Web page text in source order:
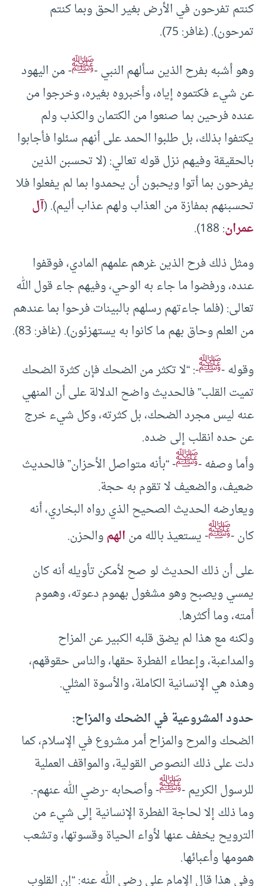
كنتم تفرحون في الأرض بغير الحق وبما كنتم
تمرحون). (غافر: 75).
وهو أشبه بفرح الذين سألهم النبي -ﷺ- من اليهود
عن شيء فكتموه إياه، وأخبروه بغيره، وخرجوا من
عنده فرحين بما صنعوا من الكتمان والكذب ولم
يكتفوا بذلك، بل طلبوا الحمد على أنهم سئلوا فأجابوا
بالحقيقة وفيهم نزل قوله تعالي: (لا تحسبن الذين
يفرحون بما أتوا ويحبون أن يحمدوا بما لم يفعلوا فلا
تحسبنهم بمفازة من العذاب ولهم عذاب أليم). (آل
عمران: 188).
ومثل ذلك فرح الذين غرهم علمهم المادي، فوقفوا
عنده، ورفضوا ما جاء به الوحي، وفيهم جاء قول الله
تعالى: (فلما جاءتهم رسلهم بالبينات فرحوا بما عندهم
من العلم وحاق بهم ما كانوا به يستهزئون). (غافر: 83).
وقوله -ﷺ-: “لا تكثر من الضحك فإن كثرة الضحك
تميت القلب” فالحديث واضح الدلالة على أن المنهي
عنه ليس مجرد الضحك، بل كثرته، وكل شيء خرج
عن حده انقلب إلى ضده.
وأما وصفه -ﷺ- “بأنه متواصل الأحزان” فالحديث
ضعيف، والضعيف لا تقوم به حجة.
ويعارضه الحديث الصحيح الذي رواه البخاري، أنه
كان -ﷺ- يستعيذ بالله منالهموالحزن.
على أن ذلك الحديث لو صح لأمكن تأويله أنه كان
يمسي ويصبح وهو مشغول بهموم دعوته، وهموم
أمته، وما أكثرها.
ولكنه مع هذا لم يضق قلبه الكبير عن المزاح
والمداعبة، وإعطاء الفطرة حقها، والناس حقوقهم،
وهذه هي الإنسانية الكاملة، والأسوة المثلي.
حدود المشروعية في الضحك والمزاح:
الضحك والمرح والمزاح أمر مشروع في الإسلام، كما
دلت على ذلك النصوص القولية، والمواقف العملية
للرسول الكريم -ﷺ- وأصحابه -رضي الله عنهم-.
وما ذلك إلا لحاجة الفطرة الإنسانية إلى شيء من
الترويح يخفف عنها لأواء الحياة وقسوتها، وتشعب
همومها وأعبائها.
وفي هذا قال الإمام علي رضي الله عنه: “إن القلوب